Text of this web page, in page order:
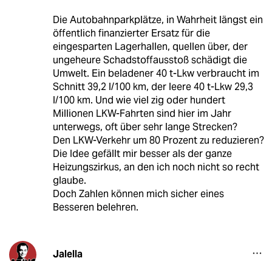
Die Autobahnparkplätze, in Wahrheit längst ein
öffentlich finanzierter Ersatz für die
eingesparten Lagerhallen, quellen über, der
ungeheure Schadstoffausstoß schädigt die
Umwelt. Ein beladener 40 t-Lkw verbraucht im
Schnitt 39,2 l/100 km, der leere 40 t-Lkw 29,3
l/100 km. Und wie viel zig oder hundert
Millionen LKW-Fahrten sind hier im Jahr
unterwegs, oft über sehr lange Strecken?
Den LKW-Verkehr um 80 Prozent zu reduzieren?
Die Idee gefällt mir besser als der ganze
Heizungszirkus, an den ich noch nicht so recht
glaube.
Doch Zahlen können mich sicher eines
Besseren belehren.
Jalella